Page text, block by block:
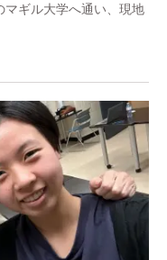
マギル大学へ通い、現地